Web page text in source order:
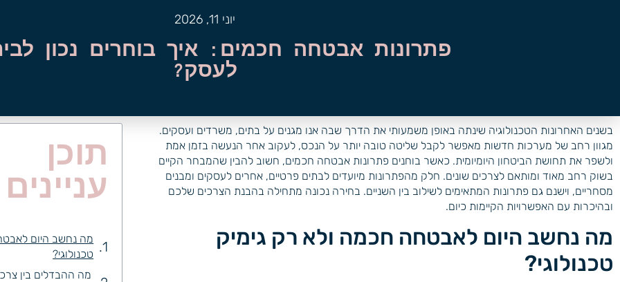
יוני 11, 2026
פתרונות אבטחה חכמים: איך בוחרים נכון
לעסק?
בשנים האחרונות הטכנולוגיה שינתה באופן משמעותי את הדרך שבה אנו מגנים על בתים, משרדים ועסקים.
מגוון רחב של מערכות חדשות מאפשר לקבל שליטה טובה יותר על הנכס, לעקוב אחר הנעשה בזמן אמת
ולשפר את תחושת הביטחון היומיומית. כאשר בוחנים פתרונות אבטחה חכמים, חשוב להבין שהמבחר הקיים
בשוק רחב מאוד ומותאם לצרכים שונים. חלק מהפתרונות מיועדים לבתים פרטיים, אחרים לעסקים ומבנים
מסחריים, וישנם גם פתרונות המתאימים לשילוב בין השניים. בחירה נכונה מתחילה בהבנת הצרכים שלכם
ובהיכרות עם האפשרויות הקיימות כיום.
מה נחשב היום לאבטחה חכמה ולא רק גימיק
טכנולוגי?
תוכן
עניינים
מה נחשב היום
טכנולוגי?
מה ההבדלים בין